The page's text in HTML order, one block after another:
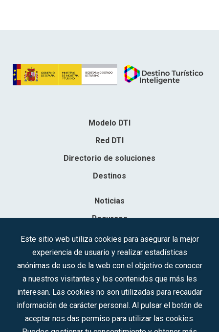
Modelo DTI
Red DTI
Directorio de soluciones
Destinos
Noticias
Recursos
Contacto
Sociedad Mercantil Estatal para la Gestión de la Innovación y las
Inscrita en el R.M. de Madrid, T, 12593, Se. 8, F. 129, H. 201.307.
C.I.F.: A-81/874.984
Síguenos en redes sociales:
Este sitio web utiliza cookies para asegurar la mejor
experiencia de usuario y realizar estadísticas
anónimas de uso de la web con el objetivo de conocer
a nuestros visitantes y los contenidos que más les
interesan. Las cookies no son utilizadas para recaudar
información de carácter personal. Al pulsar el botón de
aceptar nos das permiso para utilizar las cookies.